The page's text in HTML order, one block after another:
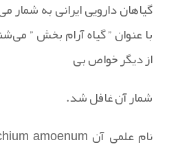
گیاهان دارویی ایرانی به شمار
با عنوان ” گیاه آرام بخش ”
از دیگر خواص بی
شمار آن غافل شد.